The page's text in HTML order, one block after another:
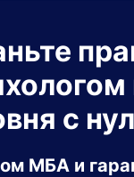
с
МБА и